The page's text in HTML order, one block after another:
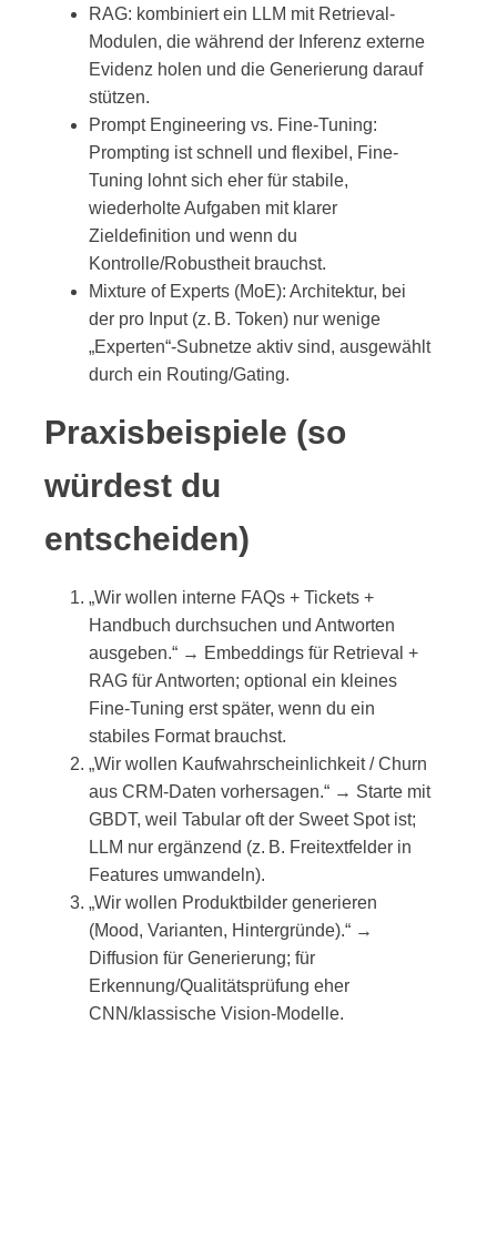
RAG: kombiniert ein LLM mit Retrieval-
Modulen, die während der Inferenz externe
Evidenz holen und die Generierung darauf
stützen.
Prompt Engineering vs. Fine-Tuning:
Prompting ist schnell und flexibel, Fine-
Tuning lohnt sich eher für stabile,
wiederholte Aufgaben mit klarer
Zieldefinition und wenn du
Kontrolle/Robustheit brauchst.
Mixture of Experts (MoE): Architektur, bei
der pro Input (z. B. Token) nur wenige
„Experten“-Subnetze aktiv sind, ausgewählt
durch ein Routing/Gating.
Praxisbeispiele (so
würdest du
entscheiden)
„Wir wollen interne FAQs + Tickets +
Handbuch durchsuchen und Antworten
ausgeben.“ → Embeddings für Retrieval +
RAG für Antworten; optional ein kleines
Fine-Tuning erst später, wenn du ein
stabiles Format brauchst.
„Wir wollen Kaufwahrscheinlichkeit / Churn
aus CRM-Daten vorhersagen.“ → Starte mit
GBDT, weil Tabular oft der Sweet Spot ist;
LLM nur ergänzend (z. B. Freitextfelder in
Features umwandeln).
„Wir wollen Produktbilder generieren
(Mood, Varianten, Hintergründe).“ →
Diffusion für Generierung; für
Erkennung/Qualitätsprüfung eher
CNN/klassische Vision-Modelle.